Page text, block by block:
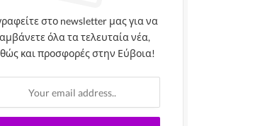
στο newsletter μας για να
όλα τα τελευταία νέα,
και προσφορές στην Εύβοια!